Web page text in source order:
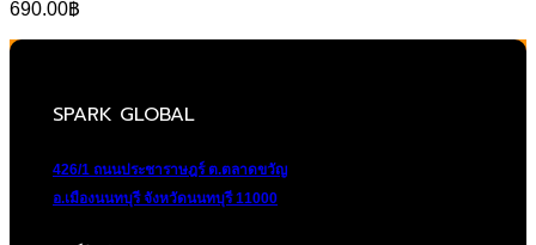
690.00฿
SPARK GLOBAL
426/1 ถนนประชาราษฎร์ ต.ตลาดขวัญ
อ.เมืองนนทบุรี จังหวัดนนทบุรี 11000